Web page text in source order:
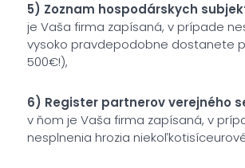
5) Zoznam hospodárskych
je Vaša firma zapísaná, v prípade
vysoko pravdepodobne dostanete
500€!),
6) Register partnerov verejného
v ňom je Vaša firma zapísaná, v
nesplnenia hrozia